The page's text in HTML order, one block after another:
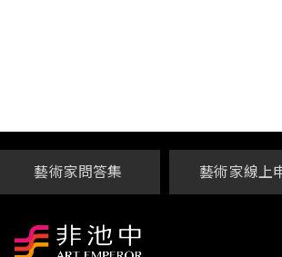
藝術家問答集 藝術家線上